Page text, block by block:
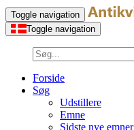
Toggle navigation
Toggle navigation
Forside
Søg
Udstillere
Emne
Sidste nye emner